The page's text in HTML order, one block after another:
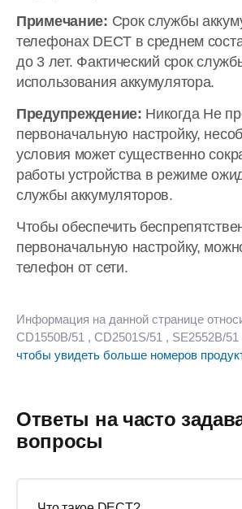
Примечание: Срок службы
телефонах DECT в среднем
до 3 лет. Фактический срок
использования аккумулятора.
Предупреждение: Никогда Hе
первоначальную настройку,
условия может существенно
работы устройства в режиме
службы аккумуляторов.
Чтобы обеспечить
первоначальную настройку,
телефон от сети.
Информация на данной странице
CD1550B/51 , CD2501S/51 , SE2552B/51
чтобы увидеть больше номеров
Ответы на часто
вопросы